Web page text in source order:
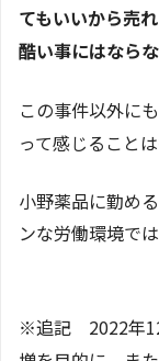
てもいいから売
酷い事にはならな
この事件以外に
って感じること
小野薬品に勤め
ンな労働環境では
※追記 2022年